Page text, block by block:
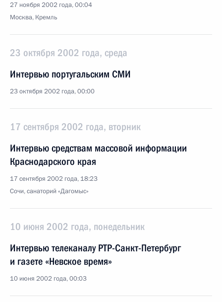
27 ноября 2002 года, 00:04
Москва, Кремль
23 октября 2002 года, среда
Интервью португальским СМИ
23 октября 2002 года, 00:00
17 сентября 2002 года, вторник
Интервью средствам массовой информации
Краснодарского края
17 сентября 2002 года, 18:23
Сочи, санаторий «Дагомыс»
10 июня 2002 года, понедельник
Интервью телеканалу РТР-Санкт-Петербург
и газете «Невское время»
10 июня 2002 года, 00:03